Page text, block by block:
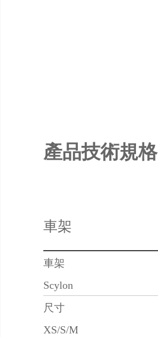
產品技術規格
車架
車架
Scylon
尺寸
XS/S/M